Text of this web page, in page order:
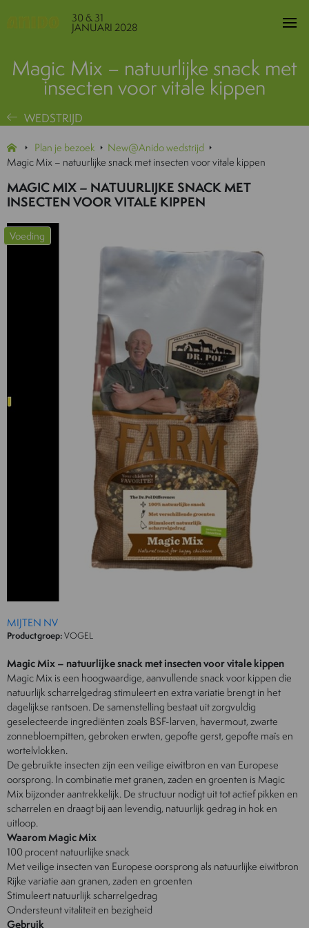
30 & 31
JANUARI 2028
Magic Mix – natuurlijke snack met
insecten voor vitale kippen
WEDSTRIJD
Plan je bezoek
New@Anido wedstrijd
Magic Mix – natuurlijke snack met insecten voor vitale kippen
MAGIC MIX – NATUURLIJKE SNACK MET
INSECTEN VOOR VITALE KIPPEN
Voeding
MIJTEN NV
Productgroep:VOGEL
Magic Mix – natuurlijke snack met insecten voor vitale kippen
Magic Mix is een hoogwaardige, aanvullende snack voor kippen die
natuurlijk scharrelgedrag stimuleert en extra variatie brengt in het
dagelijkse rantsoen. De samenstelling bestaat uit zorgvuldig
geselecteerde ingrediënten zoals BSF-larven, havermout, zwarte
zonnebloempitten, gebroken erwten, gepofte gerst, gepofte maïs en
wortelvlokken.
De gebruikte insecten zijn een veilige eiwitbron en van Europese
oorsprong. In combinatie met granen, zaden en groenten is Magic
Mix bijzonder aantrekkelijk. De structuur nodigt uit tot actief pikken en
scharrelen en draagt bij aan levendig, natuurlijk gedrag in hok en
uitloop.
Waarom Magic Mix
100 procent natuurlijke snack
Met veilige insecten van Europese oorsprong als natuurlijke eiwitbron
Rijke variatie aan granen, zaden en groenten
Stimuleert natuurlijk scharrelgedrag
Ondersteunt vitaliteit en bezigheid
Gebruik